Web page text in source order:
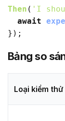
Then ( 'I
await
Bảng so
Loại kiểm thử